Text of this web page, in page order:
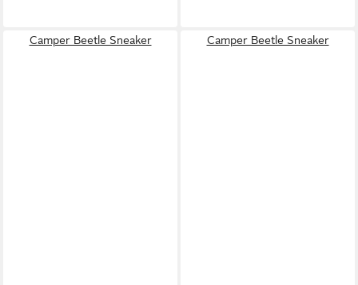
Camper Beetle Sneaker Camper Beetle Sneaker